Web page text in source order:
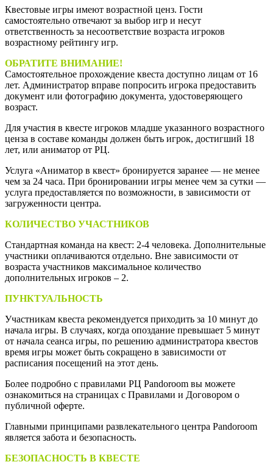
Квестовые игры имеют возрастной ценз. Гости
самостоятельно отвечают за выбор игр и несут
ответственность за несоответствие возраста игроков
возрастному рейтингу игр.
ОБРАТИТЕ ВНИМАНИЕ!
Самостоятельное прохождение квеста доступно лицам от 16
лет. Администратор вправе попросить игрока предоставить
документ или фотографию документа, удостоверяющего
возраст.
Для участия в квесте игроков младше указанного возрастного
ценза в составе команды должен быть игрок, достигший 18
лет, или аниматор от РЦ.
Услуга «Аниматор в квест» бронируется заранее — не менее
чем за 24 часа. При бронировании игры менее чем за сутки —
услуга предоставляется по возможности, в зависимости от
загруженности центра.
КОЛИЧЕСТВО УЧАСТНИКОВ
Стандартная команда на квест: 2-4 человека. Дополнительные
участники оплачиваются отдельно. Вне зависимости от
возраста участников максимальное количество
дополнительных игроков – 2.
ПУНКТУАЛЬНОСТЬ
Участникам квеста рекомендуется приходить за 10 минут до
начала игры. В случаях, когда опоздание превышает 5 минут
от начала сеанса игры, по решению администратора квестов
время игры может быть сокращено в зависимости от
расписания посещений на этот день.
Более подробно с правилами РЦ Pandoroom вы можете
ознакомиться на страницах с Правилами и Договором о
публичной оферте.
Главными принципами развлекательного центра Pandoroom
является забота и безопасность.
БЕЗОПАСНОСТЬ В КВЕСТЕ